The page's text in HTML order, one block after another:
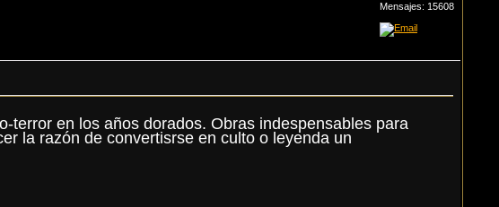
Mensajes: 15608
terror en los años dorados. Obras indespensables para
la razón de convertisrse en culto o leyenda un